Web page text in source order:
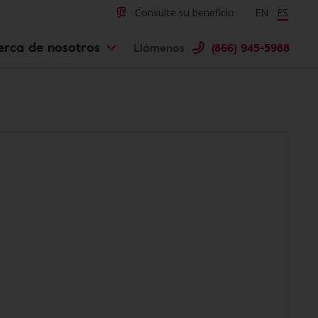
Consulte su beneficio Change
EN ES
de nosotros Llámenos (866) 945-5988